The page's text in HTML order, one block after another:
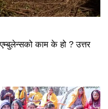
काम के हो ? उत्तर